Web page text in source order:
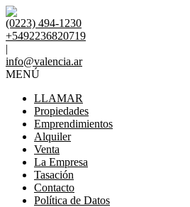
(0223) 494-1230
+5492236820719
|
info@valencia.ar
MENÚ
LLAMAR
Propiedades
Emprendimientos
Alquiler
Venta
La Empresa
Tasación
Contacto
Política de Datos